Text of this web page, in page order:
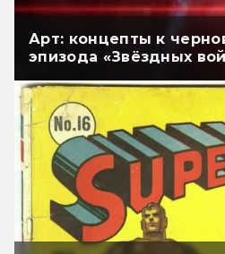
Арт: концепты к
эпизода «Звёздных